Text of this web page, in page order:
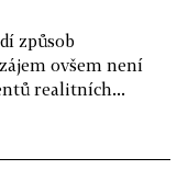
způsob
ovšem není
realitních...